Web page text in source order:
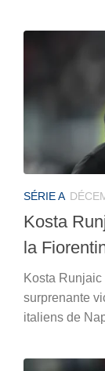
SÉRIE A
Kosta
la
Kosta
surprenante
italiens de